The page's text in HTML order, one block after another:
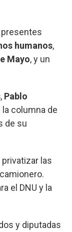
humanos,
Mayo, y un
, Pablo
la columna de
de su
las
el DNU y la
y diputadas